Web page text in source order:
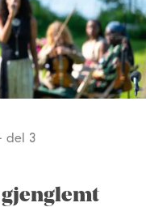
del 3
gjenglemt